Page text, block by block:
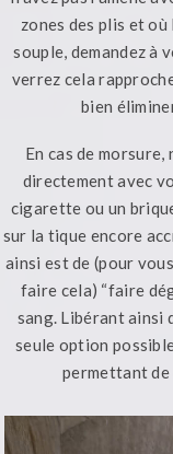
zones des plis et où
souple, demandez à
verrez cela
bien
En cas de
directement avec
cigarette ou un
sur la tique encore
ainsi est de (pour
faire cela) “faire
sang. Libérant ainsi
seule option
permettant de